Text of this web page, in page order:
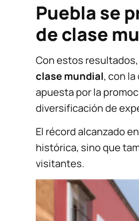
Puebla se
de clase
Con estos
clase mundial, con
apuesta por la
diversificación de
El récord alcanzado
histórica, sino que
visitantes.